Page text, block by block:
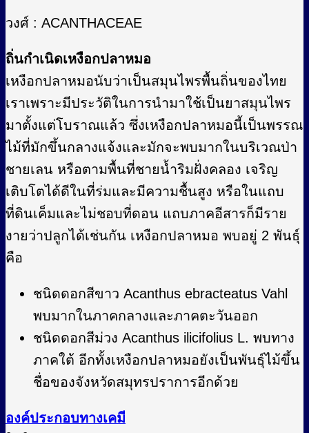
วงศ์ : ACANTHACEAE
ถิ่นกำเนิดเหงือกปลาหมอ
เหงือกปลาหมอนับว่าเป็นสมุนไพรพื้นถิ่นของไทย
เราเพราะมีประวัติในการนำมาใช้เป็นยาสมุนไพร
มาตั้งแต่โบราณแล้ว ซึ่งเหงือกปลาหมอนี้เป็นพรรณ
ไม้ที่มักขึ้นกลางแจ้งและมักจะพบมากในบริเวณป่า
ชายเลน หรือตามพื้นที่ชายน้ำริมฝั่งคลอง เจริญ
เติบโตได้ดีในที่ร่มและมีความชื้นสูง หรือในแถบ
ที่ดินเค็มและไม่ชอบที่ดอน แถบภาคอีสารก็มีราย
งายว่าปลูกได้เช่นกัน เหงือกปลาหมอ พบอยู่ 2 พันธุ์
คือ
ชนิดดอกสีขาว Acanthus ebracteatus Vahl
พบมากในภาคกลางและภาคตะวันออก
ชนิดดอกสีม่วง Acanthus ilicifolius L. พบทาง
ภาคใต้ อีกทั้งเหงือกปลาหมอยังเป็นพันธุ์ไม้ขึ้น
ชื่อของจังหวัดสมุทรปราการอีกด้วย
องค์ประกอบทางเคมี